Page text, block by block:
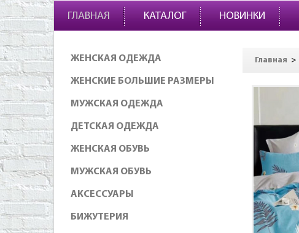
ГЛАВНАЯ КАТАЛОГ НОВИНКИ
ЖЕНСКАЯ ОДЕЖДА
ЖЕНСКИЕ БОЛЬШИЕ РАЗМЕРЫ
МУЖСКАЯ ОДЕЖДА
ДЕТСКАЯ ОДЕЖДА
ЖЕНСКАЯ ОБУВЬ
МУЖСКАЯ ОБУВЬ
АКСЕССУАРЫ
БИЖУТЕРИЯ
Главная >